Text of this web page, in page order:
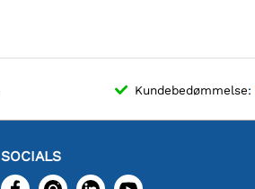
Kundebedømmelse:
SOCIALS